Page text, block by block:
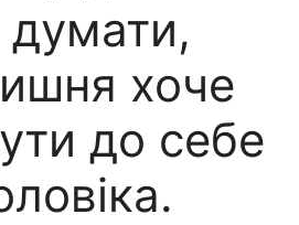
хоче
до себе